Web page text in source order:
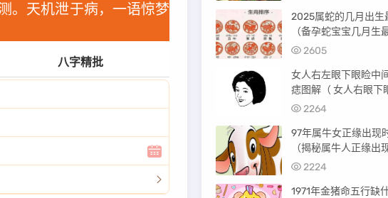
。天机泄于病，一语惊梦
八字精批
2025属蛇的几月出生
（备孕蛇宝宝几月生
好）2605
女人右左眼下眼睑中
痣图解（ 女人右眼下
中间有痣图解）
2264
97年属牛女正缘出现
（揭秘属牛人正缘出
间）2224
1971年金猪命五行缺